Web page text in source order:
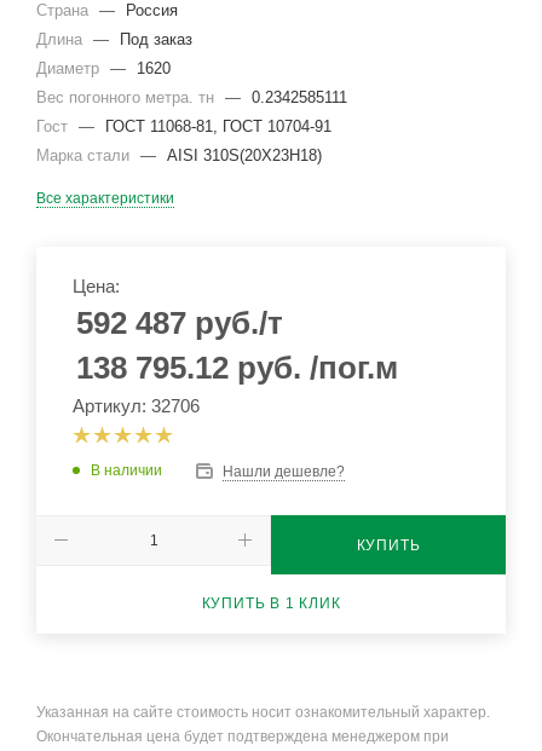
Страна —
Россия
Длина —
Под заказ
Диаметр —
1620
Вес погонного метра. тн — 0.2342585111
Гост —
ГОСТ 11068-81, ГОСТ 10704-91
Марка стали — AISI 310S(20Х23Н18)
Все характеристики
Цена:
592 487 руб./т
138 795.12 руб. /пог.м
Артикул: 32706
В наличии Нашли дешевле?
КУПИТЬ
КУПИТЬ В 1 КЛИК
Указанная на сайте стоимость носит ознакомительный характер.
Окончательная цена будет подтверждена менеджером при